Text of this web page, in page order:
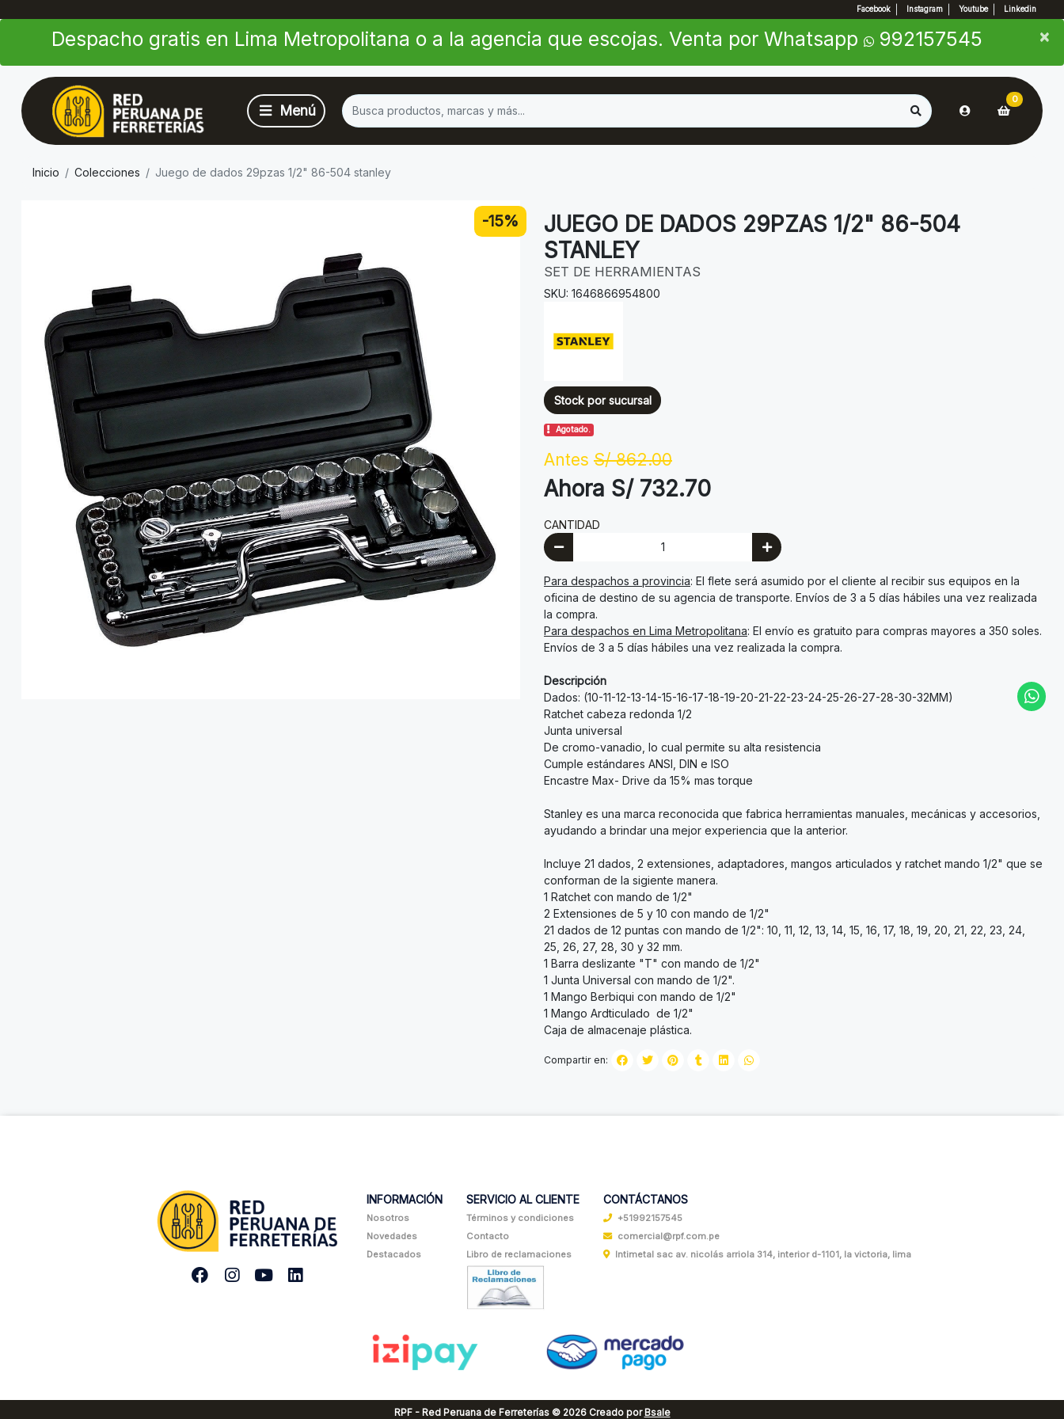
Facebook Instagram Youtube Linkedin
Despacho gratis en Lima Metropolitana o a la agencia que escojas. Venta por Whatsapp 992157545 ×
×
0
Inicio Colecciones Juego de dados 29pzas 1/2" 86-504 stanley
-15%
JUEGO DE DADOS 29PZAS 1/2" 86-504
STANLEY
SET DE HERRAMIENTAS
SKU: 1646866954800
Stock por sucursal
Agotado.
Antes S/ 862.00
Ahora S/ 732.70
CANTIDAD
Para despachos a provincia: El flete será asumido por el cliente al recibir sus equipos en la
oficina de destino de su agencia de transporte. Envíos de 3 a 5 días hábiles una vez realizada
la compra.
Para despachos en Lima Metropolitana: El envío es gratuito para compras mayores a 350 soles.
Envíos de 3 a 5 días hábiles una vez realizada la compra.
Descripción
Dados: (10-11-12-13-14-15-16-17-18-19-20-21-22-23-24-25-26-27-28-30-32MM)
Ratchet cabeza redonda 1/2
Junta universal
De cromo-vanadio, lo cual permite su alta resistencia
Cumple estándares ANSI, DIN e ISO
Encastre Max- Drive da 15% mas torque
Stanley es una marca reconocida que fabrica herramientas manuales, mecánicas y accesorios,
ayudando a brindar una mejor experiencia que la anterior.
Incluye 21 dados, 2 extensiones, adaptadores, mangos articulados y ratchet mando 1/2" que se
conforman de la sigiente manera.
1 Ratchet con mando de 1/2"
2 Extensiones de 5 y 10 con mando de 1/2"
21 dados de 12 puntas con mando de 1/2": 10, 11, 12, 13, 14, 15, 16, 17, 18, 19, 20, 21, 22, 23, 24,
25, 26, 27, 28, 30 y 32 mm.
1 Barra deslizante "T" con mando de 1/2"
1 Junta Universal con mando de 1/2".
1 Mango Berbiqui con mando de 1/2"
1 Mango Ardticulado de 1/2"
Caja de almacenaje plástica.
Compartir en:
INFORMACIÓN
Nosotros
Novedades
Destacados
SERVICIO AL CLIENTE
Términos y condiciones
Contacto
Libro de reclamaciones
CONTÁCTANOS
+51992157545
comercial@rpf.com.pe
Intimetal sac av. nicolás arriola 314, interior d-1101, la victoria, lima
RPF - Red Peruana de Ferreterías © 2026Creado por Bsale